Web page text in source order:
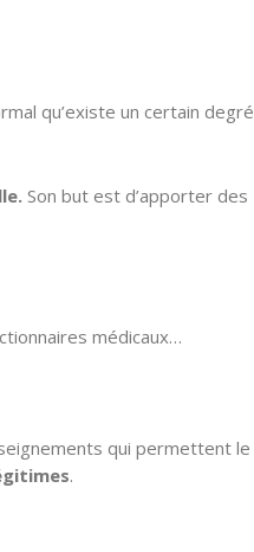
qu’existe un certain degré
Son but est d’apporter des
médicaux…
qui permettent le
.